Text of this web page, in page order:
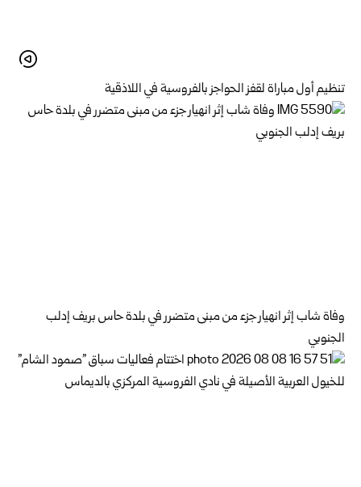
تنظيم أول مباراة لقفز الحواجز بالفروسية في اللاذقية
وفاة شاب إثر انهيار جزء من مبنى متضرر في بلدة حاس بريف إدلب
الجنوبي